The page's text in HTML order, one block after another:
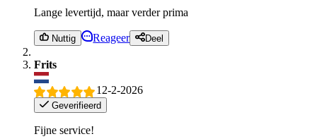
Lange levertijd, maar verder prima
Nuttig Reageer Deel
Frits
12-2-2026
Geverifieerd
Fijne service!